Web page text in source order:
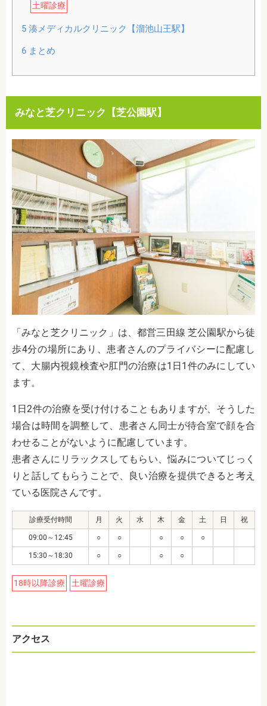
土曜診療
5湊メディカルクリニック【溜池山王駅】
6まとめ
みなと芝クリニック【芝公園駅】
「みなと芝クリニック」は、都営三田線 芝公園駅から徒
歩4分の場所にあり、 患者さんのプライバシーに配慮し
て、大腸内視鏡検査や肛門の治療は1日1件のみにしてい
ます。
1日2件の治療を受け付けることもありますが、そうした
場合は時間を調整して、患者さん同士が待合室で顔を合
わせることがないように配慮しています。
患者さんにリラックスしてもらい、悩みについてじっく
りと話してもらうことで、良い治療を提供できると考え
ている医院さんです。
診療受付時間 月 火 水 木 金 土 日 祝
09:00～12:45 ○ ○ ○ ○ ○
15:30～18:30 ○ ○ ○ ○
18時以降診療 土曜診療
アクセス